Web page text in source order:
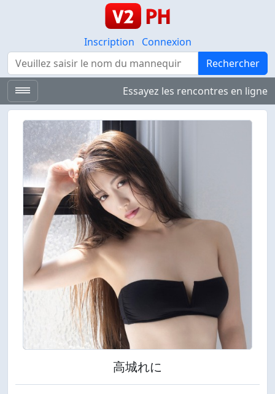
Inscription
Connexion
Rechercher
Rechercher
Essayez les rencontres en ligne
高城れに